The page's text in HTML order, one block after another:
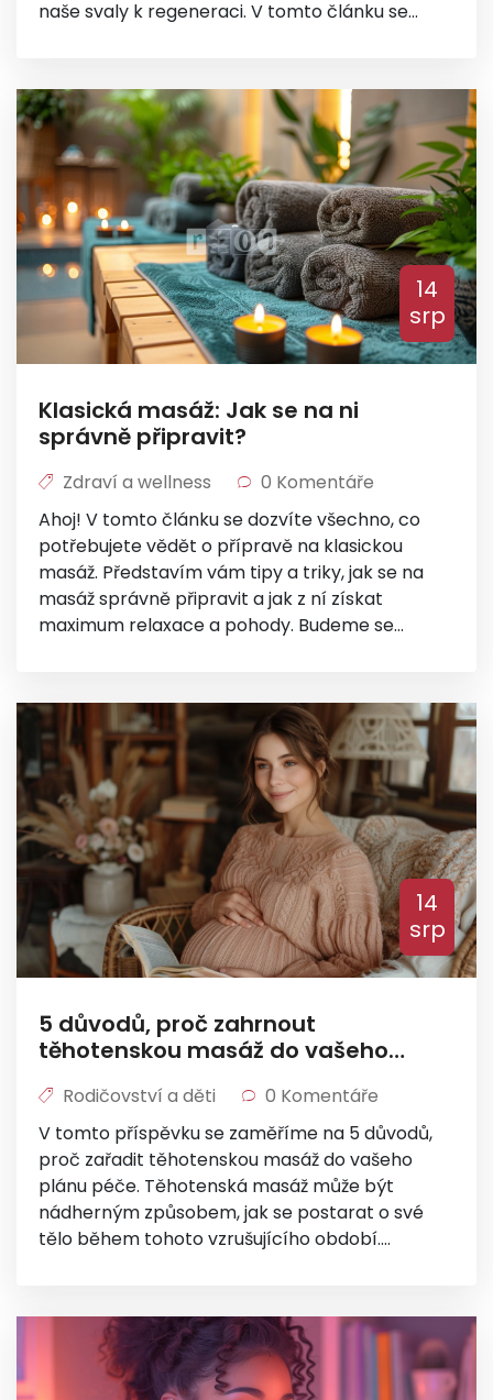
naše svaly k regeneraci. V tomto článku se
svalů. Těšte se a dívejte se na další
podrobnosti!
14
srp
Klasická masáž: Jak se na ni
správně připravit?
Zdraví a wellness
0 Komentáře
Ahoj! V tomto článku se dozvíte všechno, co
potřebujete vědět o přípravě na klasickou
masáž. Představím vám tipy a triky, jak se na
masáž správně připravit a jak z ní získat
maximum relaxace a pohody. Budeme se
užívejme si tu nejlepší péči o naše tělo a mysl!
14
srp
5 důvodů, proč zahrnout
těhotenskou masáž do vašeho
Rodičovství a děti
0 Komentáře
V tomto příspěvku se zaměříme na 5 důvodů,
proč zařadit těhotenskou masáž do vašeho
plánu péče. Těhotenská masáž může být
nádherným způsobem, jak se postarat o své
tělo během tohoto vzrušujícího období.
součástí vašeho plánu péče. Nemusíte být
odborníkem na masáže, stačí jen trochu
informací a můžete začít. Pusťte se s námi do